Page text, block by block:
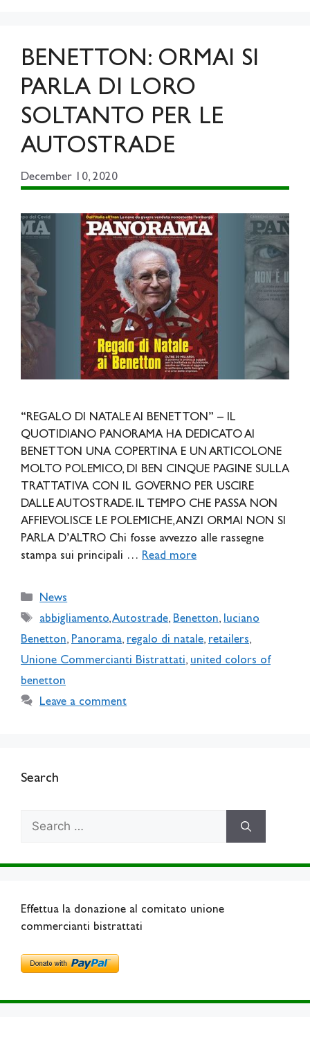
BENETTON: ORMAI SI
PARLA DI LORO
SOLTANTO PER LE
AUTOSTRADE
December 10, 2020
“REGALO DI NATALE AI BENETTON” – IL
QUOTIDIANO PANORAMA HA DEDICATO AI
BENETTON UNA COPERTINA E UN ARTICOLONE
MOLTO POLEMICO, DI BEN CINQUE PAGINE SULLA
TRATTATIVA CON IL GOVERNO PER USCIRE
DALLE AUTOSTRADE. IL TEMPO CHE PASSA NON
AFFIEVOLISCE LE POLEMICHE, ANZI ORMAI NON SI
PARLA D’ALTRO Chi fosse avvezzo alle rassegne
stampa sui principali … Read more
Categories
News
Tags
abbigliamento,Autostrade, Benetton, luciano
Benetton, Panorama, regalo di natale, retailers,
Unione Commercianti Bistrattati, united colors of
benetton
Leave a comment
Search
Effettua la donazione al comitato unione
commercianti bistrattati